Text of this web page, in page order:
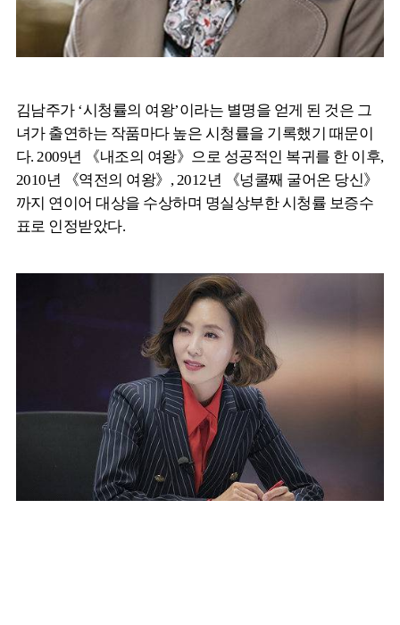
김남주가 ‘시청률의 여왕’이라는 별명을 얻게 된 것은 그
녀가 출연하는 작품마다 높은 시청률을 기록했기 때문이
다. 2009년 《내조의 여왕》으로 성공적인 복귀를 한 이후,
2010년 《역전의 여왕》, 2012년 《넝쿨째 굴어온 당신》
까지 연이어 대상을 수상하며 명실상부한 시청률 보증수
표로 인정받았다.